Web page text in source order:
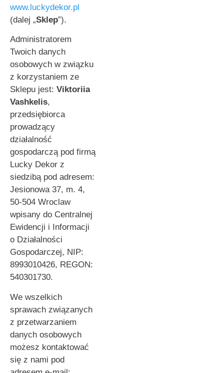
www.luckydekor.pl
(dalej „Sklep”).
Administratorem
Twoich danych
osobowych w związku
z korzystaniem ze
Sklepu jest: Viktoriia
Vashkelis,
przedsiębiorca
prowadzący
działalność
gospodarczą pod firmą
Lucky Dekor z
siedzibą pod adresem:
Jesionowa 37, m. 4,
50-504 Wroclaw
wpisany do Centralnej
Ewidencji i Informacji
o Działalności
Gospodarczej, NIP:
8993010426, REGON:
540301730.
We wszelkich
sprawach związanych
z przetwarzaniem
danych osobowych
możesz kontaktować
się z nami pod